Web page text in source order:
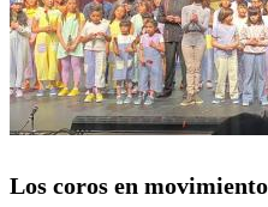
Los coros en